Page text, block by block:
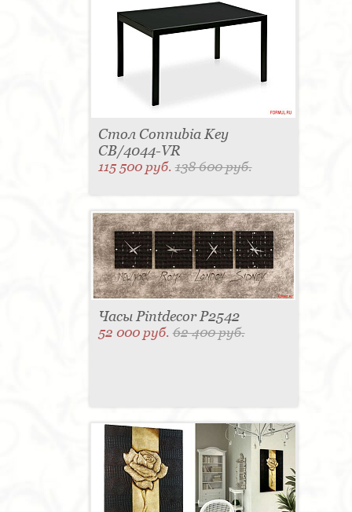
Стол Connubia Key
CB/4044-VR
115 500 руб.138 600 руб.
Часы Pintdecor P2542
52 000 руб.62 400 руб.